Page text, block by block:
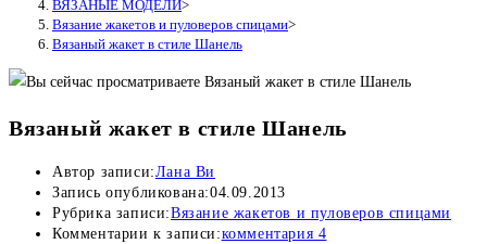
ВЯЗАНЫЕ МОДЕЛИ>
Вязание жакетов и пуловеров спицами>
Вязаный жакет в стиле Шанель
Вязаный жакет в стиле Шанель
Автор записи:Лана Ви
Запись опубликована:04.09.2013
Рубрика записи:Вязание жакетов и пуловеров спицами
Комментарии к записи:комментария 4